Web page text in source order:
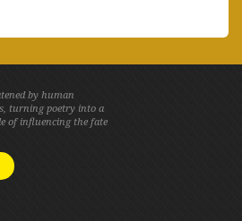
by human
turning poetry into a
of influencing the fate